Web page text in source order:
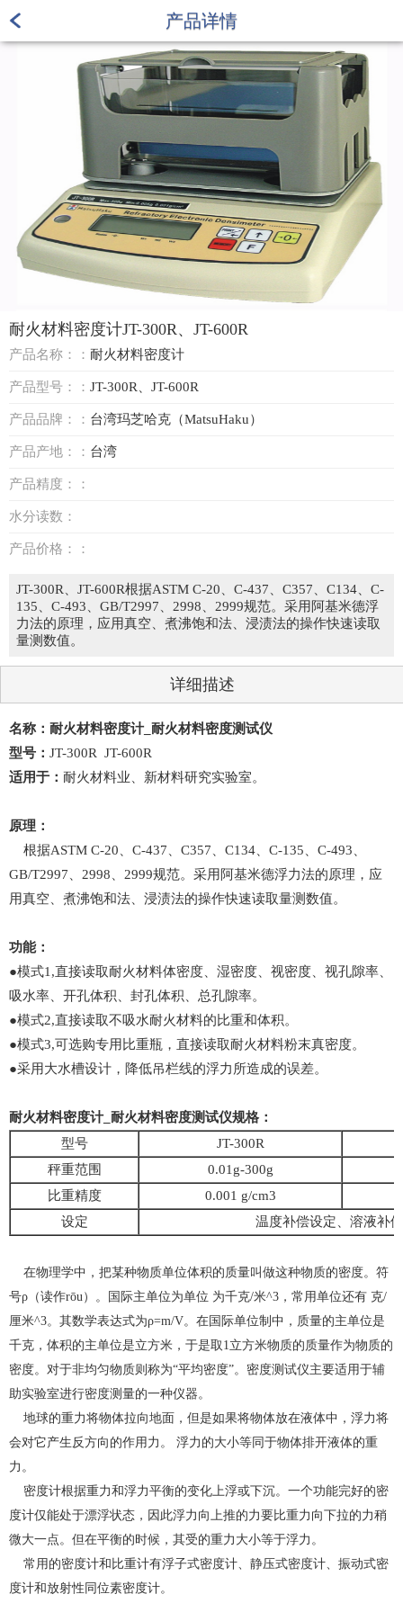
产品详情
耐火材料密度计JT-300R、JT-600R
产品名称：： 耐火材料密度计
产品型号：： JT-300R、JT-600R
产品品牌：： 台湾玛芝哈克（MatsuHaku）
产品产地：： 台湾
产品精度：：
水分读数：
产品价格：：
JT-300R、JT-600R根据ASTM C-20、C-437、C357、C134、C-
135、C-493、GB/T2997、2998、2999规范。采用阿基米德浮
力法的原理，应用真空、煮沸饱和法、浸渍法的操作快速读取
量测数值。
详细描述
名称：耐火材料密度计_耐火材料密度测试仪
型号： JT-300R JT-600R
适用于： 耐火材料业、新材料研究实验室。
原理：
根据ASTM C-20、C-437、C357、C134、C-135、C-493、
GB/T2997、2998、2999规范。采用阿基米德浮力法的原理，应
用真空、煮沸饱和法、浸渍法的操作快速读取量测数值。
功能：
●模式1,直接读取耐火材料体密度、湿密度、视密度、视孔隙率、
吸水率、开孔体积、封孔体积、总孔隙率。
●模式2,直接读取不吸水耐火材料的比重和体积。
●模式3,可选购专用比重瓶，直接读取耐火材料粉末真密度。
●采用大水槽设计，降低吊栏线的浮力所造成的误差。
耐火材料密度计_耐火材料密度测试仪规格：
型号
JT-300R
秤重范围
0.01g-300g
比重精度
0.001 g/cm3
设定
温度补偿设定、溶液补
在物理学中，把某种物质单位体积的质量叫做这种物质的密度。符
号ρ（读作rōu）。国际主单位为单位 为千克/米^3，常用单位还有 克/
厘米^3。其数学表达式为ρ=m/V。在国际单位制中，质量的主单位是
千克，体积的主单位是立方米，于是取1立方米物质的质量作为物质的
密度。对于非均匀物质则称为“平均密度”。密度测试仪主要适用于辅
助实验室进行密度测量的一种仪器。
地球的重力将物体拉向地面，但是如果将物体放在液体中，浮力将
会对它产生反方向的作用力。 浮力的大小等同于物体排开液体的重
力。
密度计根据重力和浮力平衡的变化上浮或下沉。一个功能完好的密
度计仅能处于漂浮状态，因此浮力向上推的力要比重力向下拉的力稍
微大一点。但在平衡的时候，其受的重力大小等于浮力。
常用的密度计和比重计有浮子式密度计、静压式密度计、振动式密
度计和放射性同位素密度计。